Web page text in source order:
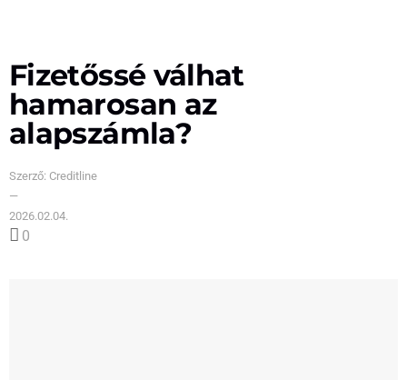
Fizetőssé válhat
hamarosan az
alapszámla?
Szerző: Creditline
—
2026.02.04.
0